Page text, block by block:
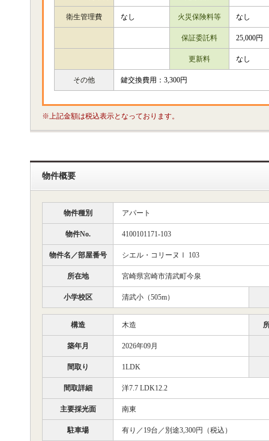
衛生管理費 なし 火災保険料等 なし
保証委託料 25,000円
更新料 なし
その他 鍵交換費用：3,300円
※上記金額は税込表示となっております。
物件概要
物件種別 アパート
物件No. 4100101171-103
物件名／部屋番号 シエル・コリーヌⅠ 103
所在地 宮崎県宮崎市清武町今泉
小学校区 清武小（505m）
構造 木造
築年月 2026年09月
間取り 1LDK
間取詳細 洋7.7 LDK12.2
主要採光面 南東
駐車場 有り／19台／別途3,300円（税込）